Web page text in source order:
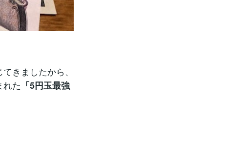
きましたから、
れた 「5円玉最強